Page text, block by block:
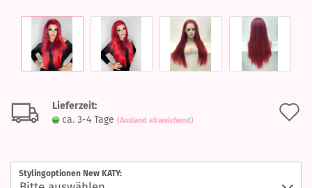
Lieferzeit:
ca. 3-4 Tage (Ausland abweichend)
Stylingoptionen New KATY: